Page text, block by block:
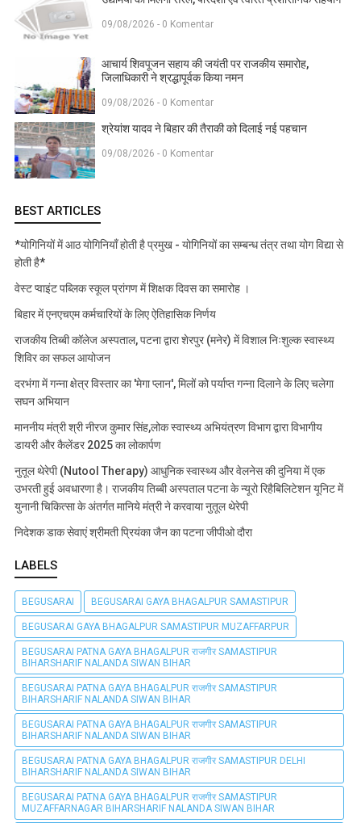
09/08/2026 - 0 Komentar
आचार्य शिवपूजन सहाय की जयंती पर राजकीय समारोह,
जिलाधिकारी ने श्रद्धापूर्वक किया नमन
09/08/2026 - 0 Komentar
श्रेयांश यादव ने बिहार की तैराकी को दिलाई नई पहचान
09/08/2026 - 0 Komentar
BEST ARTICLES
*योगिनियों में आठ योगिनियाँ होती है प्रमुख - योगिनियों का सम्बन्ध तंत्र तथा योग विद्या से
होती है*
वेस्ट प्वाइंट पब्लिक स्कूल प्रांगण में शिक्षक दिवस का समारोह ।
बिहार में एनएचएम कर्मचारियों के लिए ऐतिहासिक निर्णय
राजकीय तिब्बी कॉलेज अस्पताल, पटना द्वारा शेरपुर (मनेर) में विशाल निःशुल्क स्वास्थ्य
शिविर का सफल आयोजन
दरभंगा में गन्ना क्षेत्र विस्तार का 'मेगा प्लान', मिलों को पर्याप्त गन्ना दिलाने के लिए चलेगा
सघन अभियान
माननीय मंत्री श्री नीरज कुमार सिंह,लोक स्वास्थ्य अभियंत्रण विभाग द्वारा विभागीय
डायरी और कैलेंडर 2025 का लोकार्पण
नुतूल थेरेपी (Nutool Therapy) आधुनिक स्वास्थ्य और वेलनेस की दुनिया में एक
उभरती हुई अवधारणा है। राजकीय तिब्बी अस्पताल पटना के न्यूरो रिहैबिलिटेशन यूनिट में
युनानी चिकित्सा के अंतर्गत मानिये मंत्री ने करवाया नुतूल थेरेपी
निदेशक डाक सेवाएं श्रीमती प्रियंका जैन का पटना जीपीओ दौरा
LABELS
BEGUSARAI BEGUSARAI GAYA BHAGALPUR SAMASTIPUR
BEGUSARAI GAYA BHAGALPUR SAMASTIPUR MUZAFFARPUR
BEGUSARAI PATNA GAYA BHAGALPUR राजगीर SAMASTIPUR
BIHARSHARIF NALANDA SIWAN BIHAR
BEGUSARAI PATNA GAYA BHAGALPUR राजगीर SAMASTIPUR
BIHARSHARIF NALANDA SIWAN BIHAR
BEGUSARAI PATNA GAYA BHAGALPUR राजगीर SAMASTIPUR
BIHARSHARIF NALANDA SIWAN BIHAR
BEGUSARAI PATNA GAYA BHAGALPUR राजगीर SAMASTIPUR DELHI
BIHARSHARIF NALANDA SIWAN BIHAR
BEGUSARAI PATNA GAYA BHAGALPUR राजगीर SAMASTIPUR
MUZAFFARNAGAR BIHARSHARIF NALANDA SIWAN BIHAR